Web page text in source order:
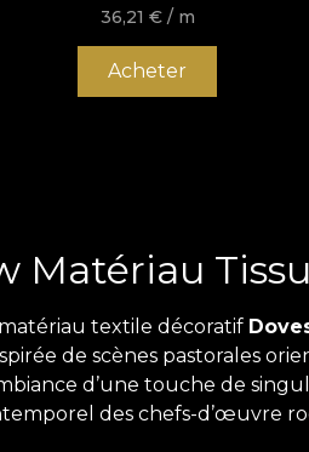
36,21 € / m
Acheter
Matériau
textile décoratif
de scènes pastorales
d’une touche de
des chefs-d’œuvre